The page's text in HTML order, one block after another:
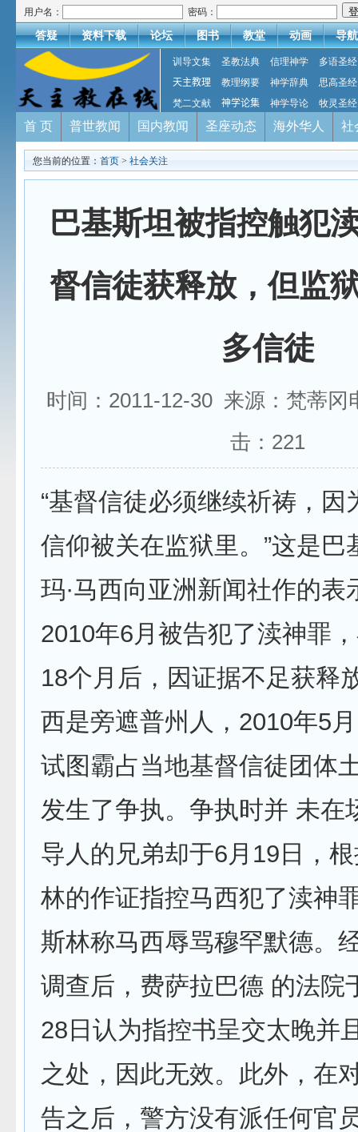
用户名： 密码：
答疑 资料下载 论坛 图书 教堂 动画 导航
训导文集 圣教法典 信理神学
多语圣经
天主教理
教理纲要 神学辞典
思高圣经
梵二文献
神学论集 神学导论 牧灵圣经
首 页 普世教闻 国内教闻 圣座动态 海外华人 社
您当前的位置： 首页 > 社会关注
巴基斯坦被指控触犯
督信徒获释放，但监
多信徒
时间：2011-12-30 来源：梵蒂
击： 221
“基督信徒必须继续祈祷，因
信仰被关在监狱里。”这是巴
玛·马西向亚洲新闻社作的表
2010年6月被告犯了渎神罪
18个月后，因证据不足获释
西是旁遮普州人，2010年5
试图霸占当地基督信徒团体
发生了争执。争执时并 未在
导人的兄弟却于6月19日，
林的作证指控马西犯了渎神
斯林称马西辱骂穆罕默德。
调查后，费萨拉巴德 的法院
28日认为指控书呈交太晚并
之处，因此无效。此外，在
告之后，警方没有派任何官